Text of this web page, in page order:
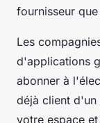
fournisseur
Les
d'applications
abonner à
déjà client
votre espace